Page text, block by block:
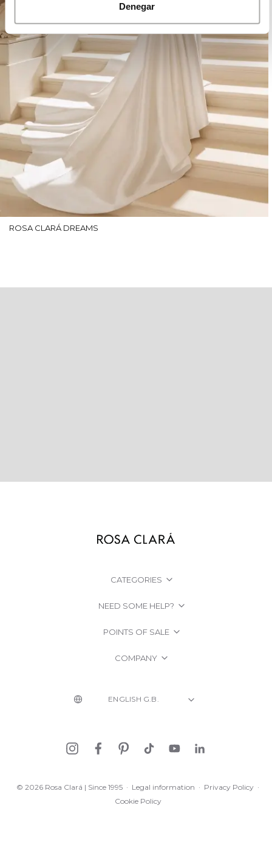
Denegar
ROSA CLARÁ DREAMS
CATEGORIES
NEED SOME HELP?
POINTS OF SALE
COMPANY
© 2026 Rosa Clará | Since 1995 · Legal information · Privacy Policy ·
Cookie Policy